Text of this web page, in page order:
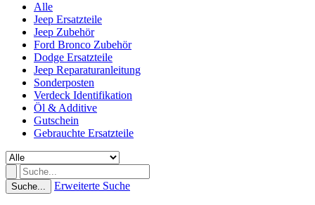
Alle
Jeep Ersatzteile
Jeep Zubehör
Ford Bronco Zubehör
Dodge Ersatzteile
Jeep Reparaturanleitung
Sonderposten
Verdeck Identifikation
Öl & Additive
Gutschein
Gebrauchte Ersatzteile
Suche... Erweiterte Suche